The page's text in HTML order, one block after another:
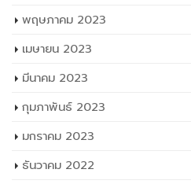
พฤษภาคม 2023
เมษายน 2023
มีนาคม 2023
กุมภาพันธ์ 2023
มกราคม 2023
ธันวาคม 2022